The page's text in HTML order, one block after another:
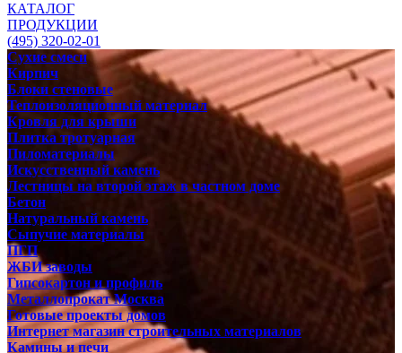
КАТАЛОГ
ПРОДУКЦИИ
(495) 320-02-01
Сухие смеси
Кирпич
Блоки стеновые
Теплоизоляционный материал
Кровля для крыши
Плитка тротуарная
Пиломатериалы
Искусственный камень
Лестницы на второй этаж в частном доме
Бетон
Натуральный камень
Сыпучие материалы
ПГП
ЖБИ заводы
Гипсокартон и профиль
Металлопрокат Москва
Готовые проекты домов
Интернет магазин строительных материалов
Камины и печи